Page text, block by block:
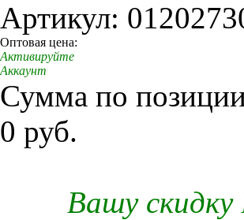
Артикул:
Оптовая цена:
Активируйте
Аккаунт
Сумма по
0 руб.
Вашу